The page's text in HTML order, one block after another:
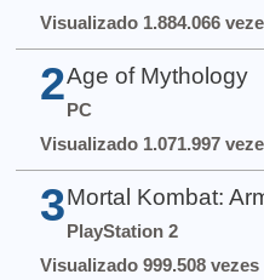
Visualizado 1.884.066
2 Age of Mythology
PC
Visualizado 1.071.997
3 Mortal Kombat:
PlayStation 2
Visualizado 999.508 vezes